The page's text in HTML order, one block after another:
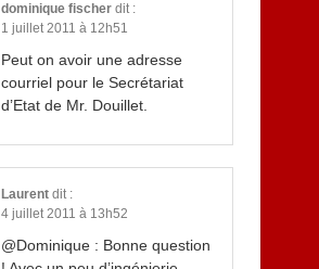
dominique fischer dit :
1 juillet 2011 à 12h51
Peut on avoir une adresse
courriel pour le Secrétariat
d’Etat de Mr. Douillet.
Laurent dit :
4 juillet 2011 à 13h52
@Dominique : Bonne question